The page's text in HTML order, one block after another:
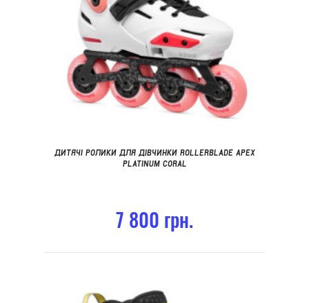
ДИТЯЧІ РОЛИКИ ДЛЯ ДІВЧИНКИ ROLLERBLADE APEX
PLATINUM CORAL
7 800 грн.